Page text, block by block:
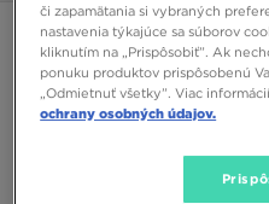
ONLY AT JD
VANS JN ROWLEY CLASSIC
či zapamätania si vybraných
nastavenia týkajúce sa súborov
kliknutím na „Prispôsobiť”. Ak
ponuku produktov prispôsobenú
„Odmietnuť všetky”. Viac
ochrany osobných údajov.